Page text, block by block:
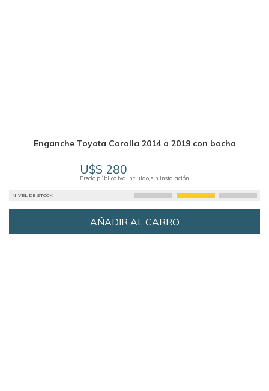
Enganche Toyota Corolla 2014 a 2019 con bocha
U$S 280
Precio público iva incluido, sin instalación.
NIVEL DE STOCK:
AÑADIR AL CARRO